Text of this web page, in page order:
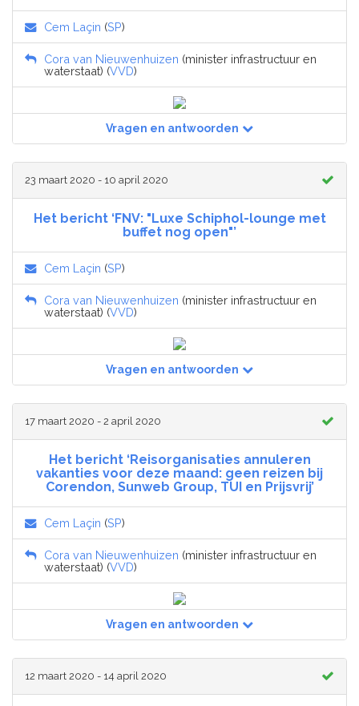
Cem Laçin (SP)
Cora van Nieuwenhuizen (minister infrastructuur en
waterstaat) (VVD)
Vragen en antwoorden
23 maart 2020 - 10 april 2020
Het bericht ‘FNV: "Luxe Schiphol-lounge met
buffet nog open"’
Cem Laçin (SP)
Cora van Nieuwenhuizen (minister infrastructuur en
waterstaat) (VVD)
Vragen en antwoorden
17 maart 2020 - 2 april 2020
Het bericht ‘Reisorganisaties annuleren
vakanties voor deze maand: geen reizen bij
Corendon, Sunweb Group, TUI en Prijsvrij’
Cem Laçin (SP)
Cora van Nieuwenhuizen (minister infrastructuur en
waterstaat) (VVD)
Vragen en antwoorden
12 maart 2020 - 14 april 2020